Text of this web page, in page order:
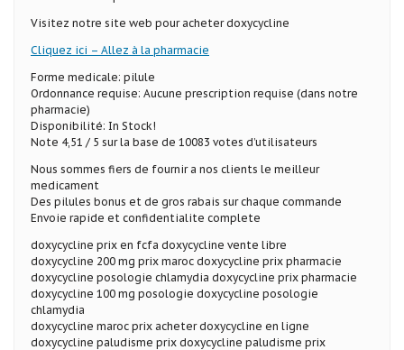
Visitez notre site web pour acheter doxycycline
Cliquez ici – Allez à la pharmacie
Forme medicale: pilule
Ordonnance requise: Aucune prescription requise (dans notre
pharmacie)
Disponibilité: In Stock!
Note 4,51 / 5 sur la base de 10083 votes d’utilisateurs
Nous sommes fiers de fournir a nos clients le meilleur
medicament
Des pilules bonus et de gros rabais sur chaque commande
Envoie rapide et confidentialite complete
doxycycline prix en fcfa doxycycline vente libre
doxycycline 200 mg prix maroc doxycycline prix pharmacie
doxycycline posologie chlamydia doxycycline prix pharmacie
doxycycline 100 mg posologie doxycycline posologie
chlamydia
doxycycline maroc prix acheter doxycycline en ligne
doxycycline paludisme prix doxycycline paludisme prix